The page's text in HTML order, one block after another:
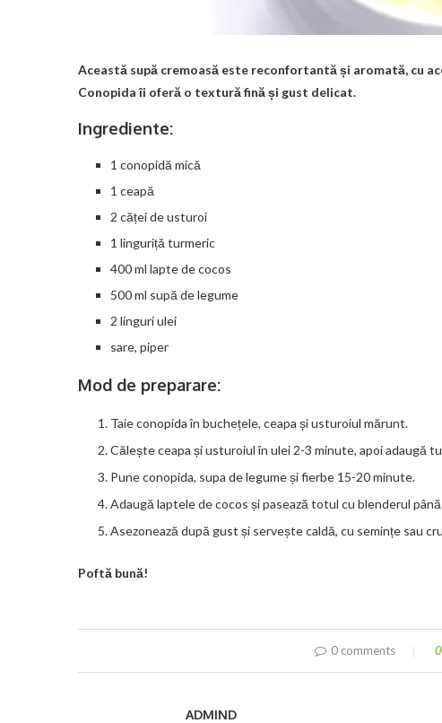
Această supă cremoasă este reconfortantă și aromată, cu
Conopida îi oferă o textură fină și gust delicat.
Ingrediente:
1 conopidă mică
1 ceapă
2 căței de usturoi
1 linguriță turmeric
400 ml lapte de cocos
500 ml supă de legume
2 linguri ulei
sare, piper
Mod de preparare:
Taie conopida în buchețele, ceapa și usturoiul mărunt.
Călește ceapa și usturoiul în ulei 2-3 minute, apoi adaugă
Pune conopida, supa de legume și fierbe 15-20 minute.
Adaugă laptele de cocos și pasează totul cu blenderul
Asezonează după gust și servește caldă, cu semințe sau
Poftă bună!
0 comments 0
ADMIND